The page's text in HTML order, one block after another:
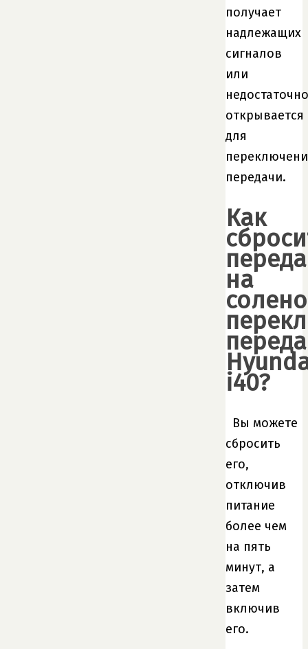
получает
надлежащих
сигналов
или
недостаточно
открывается
для
передачи.
Как
на
i40?
Вы можете
сбросить
его,
отключив
питание
более чем
на пять
минут, а
затем
включив
его.